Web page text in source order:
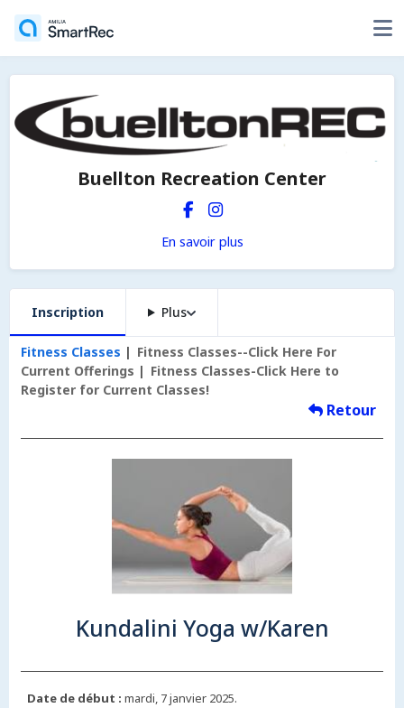
Buellton Recreation Center
En savoir plus
Inscription Plus
Fitness Classes
Fitness Classes--Click Here For
Current Offerings
Fitness Classes-Click Here to
Register for Current Classes!
Retour
Kundalini Yoga w/Karen
Date de début : mardi, 7 janvier 2025.